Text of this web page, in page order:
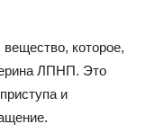
которое,
ЛПНП. Это
и